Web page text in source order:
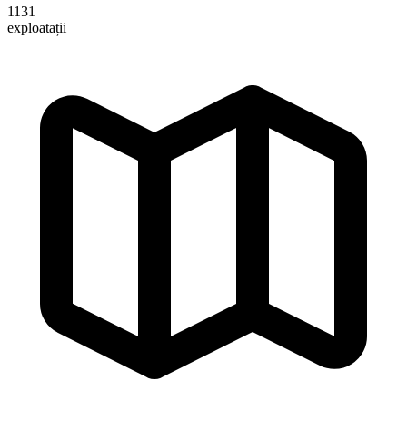
1131
exploatații